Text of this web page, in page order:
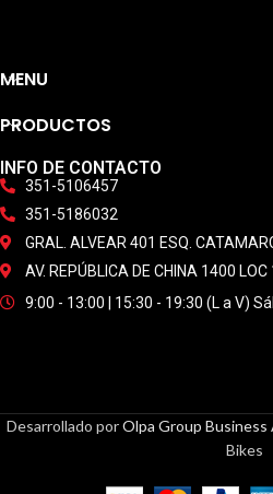
MENU
PRODUCTOS
INFO DE CONTACTO
351-5106457
351-5186032
GRAL. ALVEAR 401 ESQ.
AV. REPÚBLICA DE CHINA 1400 LOC
9:00 - 13:00 | 15:30 - 19:30 (L a V)
Desarrollado porOlpa Group
Bikes